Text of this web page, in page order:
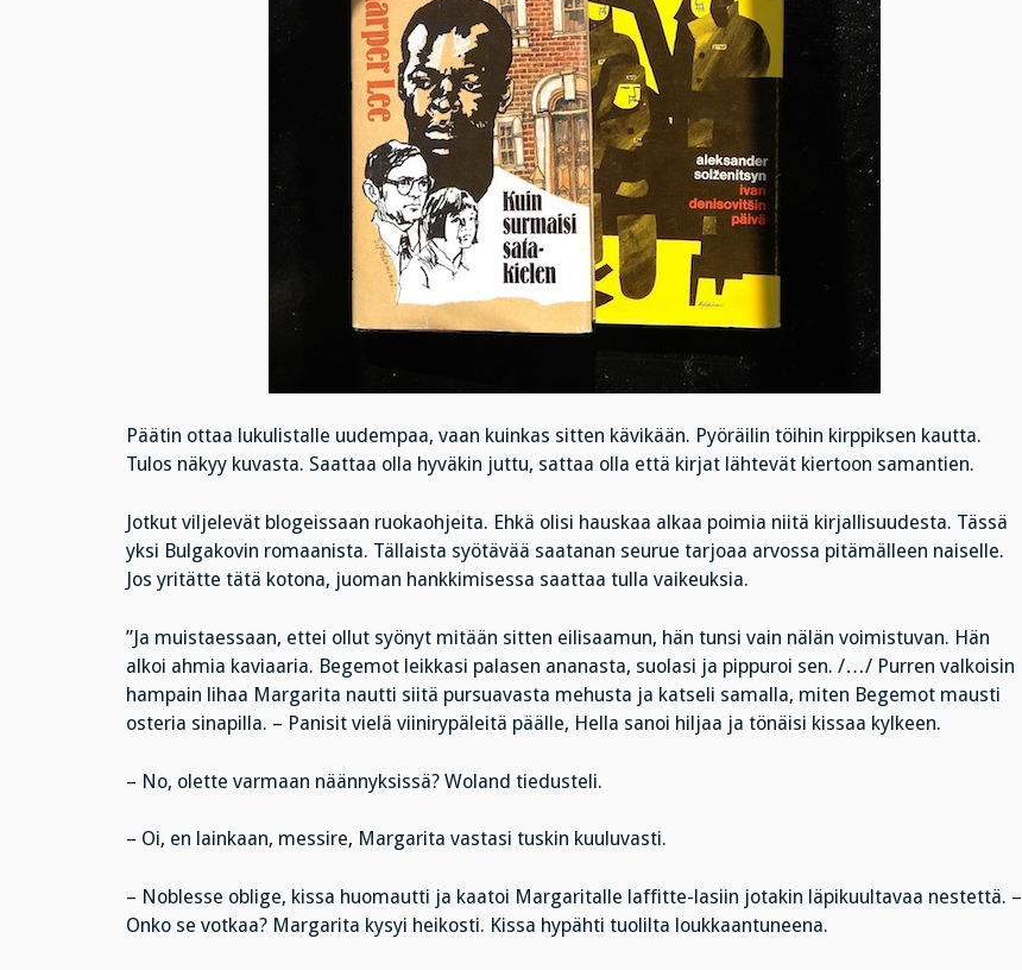
Päätin ottaa lukulistalle uudempaa, vaan kuinkas sitten kävikään. Pyöräilin töihin kirppiksen kautta.
Tulos näkyy kuvasta. Saattaa olla hyväkin juttu, sattaa olla että kirjat lähtevät kiertoon samantien.
Jotkut viljelevät blogeissaan ruokaohjeita. Ehkä olisi hauskaa alkaa poimia niitä kirjallisuudesta. Tässä
yksi Bulgakovin romaanista. Tällaista syötävää saatanan seurue tarjoaa arvossa pitämälleen naiselle.
Jos yritätte tätä kotona, juoman hankkimisessa saattaa tulla vaikeuksia.
”Ja muistaessaan, ettei ollut syönyt mitään sitten eilisaamun, hän tunsi vain nälän voimistuvan. Hän
alkoi ahmia kaviaaria. Begemot leikkasi palasen ananasta, suolasi ja pippuroi sen. /…/ Purren valkoisin
hampain lihaa Margarita nautti siitä pursuavasta mehusta ja katseli samalla, miten Begemot mausti
osteria sinapilla. – Panisit vielä viinirypäleitä päälle, Hella sanoi hiljaa ja tönäisi kissaa kylkeen.
– No, olette varmaan näännyksissä? Woland tiedusteli.
– Oi, en lainkaan, messire, Margarita vastasi tuskin kuuluvasti.
– Noblesse oblige, kissa huomautti ja kaatoi Margaritalle laffitte-lasiin jotakin läpikuultavaa nestettä. –
Onko se votkaa? Margarita kysyi heikosti. Kissa hypähti tuolilta loukkaantuneena.